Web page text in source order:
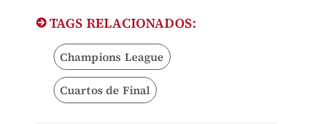
TAGS RELACIONADOS:
Champions League
Cuartos de Final